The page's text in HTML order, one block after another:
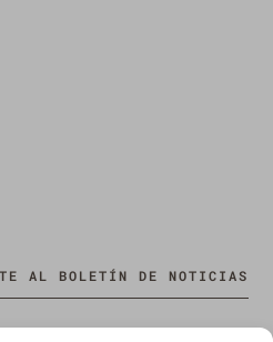
AL BOLETÍN DE NOTICIAS